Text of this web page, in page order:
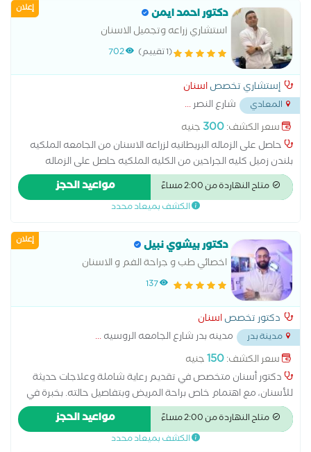
الطبيعية واستعادة وظيفتها ومظهرها الجمالي. يقدم خدمات
حشوات الأسنان التجميلية (الكومبوزيت)، وعلاج التسوس، واستبدال
الحشوات القديمة، وعلاج حساسية الأسنان، وترميم الأسنان
المكسورة أو المتآكلة، وإعادة بناء الأسنان بعد علاج العصب، مع
الحرص على استخدام مواد عالية الجودة وتقنيات حديثة تضمن
المتانة والمظهر الطبيعي. يحرص على تقديم رعاية دقيقة تبدأ
بالفحص والتشخيص ووضع خطة علاجية تناسب كل حالة، مع
الاهتمام براحة المريض، والحفاظ على صحة الأسنان، وتحقيق
ابتسامة صحية وجميلة تدوم لأطول فترة
إعلان دكتور احمد ايمن
استشاري زراعه وتجميل الاسنان
(1 تقييم) 702
إستشاري تخصصاسنان
المعادي شارع النصر...
سعر الكشف:300 جنيه
حاصل على الزماله البريطانيه لزراعه الاسنان من الجامعه الملكيه
بلندن زميل كليه الجراحين من الكليه الملكيه حاصل على الزماله
البريطانيه لزراعه الاسنان من الجامعه الملكيه بلندن زميل كليه
الجراحين من الكليه الملكيه
متاح النهاردة من 2:00 مساءً مواعيد الحجز
الكشف بميعاد محدد
إعلان دكتور بيشوي نبيل
اخصائي طب و جراحة الفم و الاسنان
137
دكتور تخصصاسنان
مدينة بدر مدينه بدر شارع الجامعه الروسيه...
سعر الكشف:150جنيه
دكتور أسنان متخصص في تقديم رعاية شاملة وعلاجات حديثة
للأسنان، مع اهتمام خاص براحة المريض وبتفاصيل حالته. بخبرة في
طب الأسنان التجميلي، وتركيب الزرعات وعلاج الجذور وتنظيف
الأسنان والعناية باللثة. يحرص الدكتور على تقديم تجربة علاج مريحة
وآمنة باستخدام أحدث التقنيات، بهدف تحسين صحة الفم وتعزيز
متاح النهاردة من 2:00 مساءً مواعيد الحجز
الكشف بميعاد محدد